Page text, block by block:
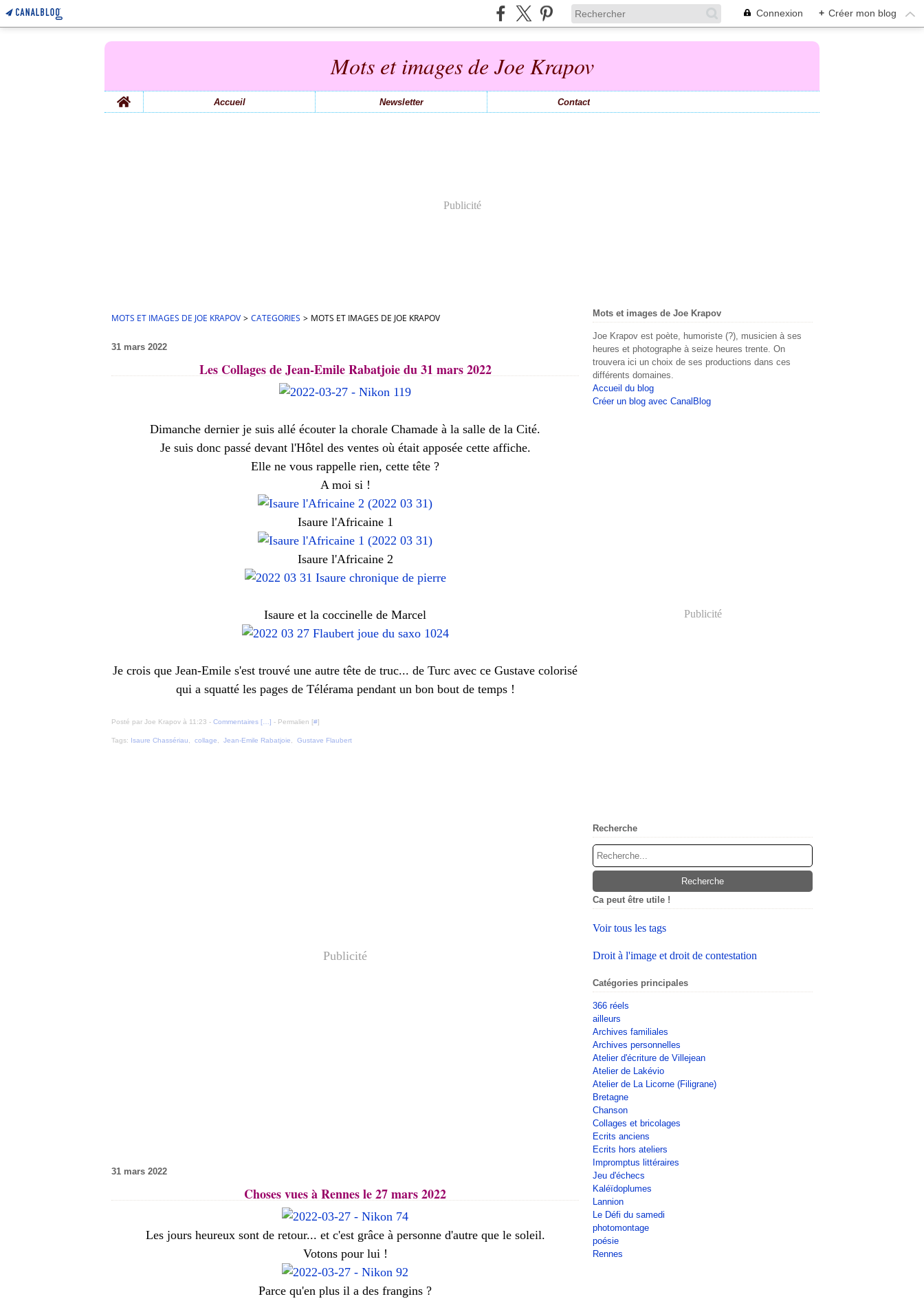
Connexion + Créer mon blog
Mots et images de Joe Krapov
Home
Accueil Newsletter Contact
Publicité
MOTS ET IMAGES DE JOE KRAPOV > CATEGORIES > MOTS ET IMAGES DE JOE KRAPOV
31 mars 2022
Les Collages de Jean-Emile Rabatjoie du 31 mars 2022
Dimanche dernier je suis allé écouter la chorale Chamade à la salle de la Cité.
Je suis donc passé devant l'Hôtel des ventes où était apposée cette affiche.
Elle ne vous rappelle rien, cette tête ?
A moi si !
Isaure l'Africaine 1
Isaure l'Africaine 2
Isaure et la coccinelle de Marcel
Je crois que Jean-Emile s'est trouvé une autre tête de truc... de Turc avec ce Gustave colorisé
qui a squatté les pages de Télérama pendant un bon bout de temps !
Posté par Joe Krapov à 11:23 - Commentaires [ ] - Permalien [#]
Tags: Isaure Chassériau collage Jean-Emile Rabatjoie Gustave Flaubert
Publicité
31 mars 2022
Choses vues à Rennes le 27 mars 2022
Les jours heureux sont de retour... et c'est grâce à personne d'autre que le soleil.
Votons pour lui !
Parce qu'en plus il a des frangins ?
Mots et images de Joe Krapov
Joe Krapov est poète, humoriste (?), musicien à ses
heures et photographe à seize heures trente. On
trouvera ici un choix de ses productions dans ces
différents domaines.
Accueil du blog
Créer un blog avec CanalBlog
Publicité
Recherche
Ca peut être utile !
Voir tous les tags
Droit à l'image et droit de contestation
Catégories principales
366 réels
ailleurs
Archives familiales
Archives personnelles
Atelier d'écriture de Villejean
Atelier de Lakévio
Atelier de La Licorne (Filigrane)
Bretagne
Chanson
Collages et bricolages
Ecrits anciens
Ecrits hors ateliers
Impromptus littéraires
Jeu d'échecs
Kaléïdoplumes
Lannion
Le Défi du samedi
photomontage
poésie
Rennes